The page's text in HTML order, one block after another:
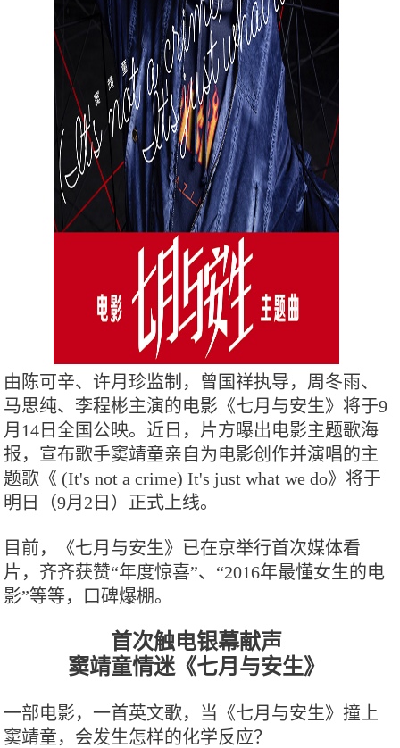
由陈可辛、许月珍监制，曾国祥执导，周冬雨、
马思纯、李程彬主演的电影《七月与安生》将于9
月14日全国公映。近日，片方曝出电影主题歌海
报，宣布歌手窦靖童亲自为电影创作并演唱的主
题歌《 (It's not a crime) It's just what we do》将于
明日（9月2日）正式上线。
目前，《七月与安生》已在京举行首次媒体看
片，齐齐获赞“年度惊喜”、“2016年最懂女生的电
影”等等，口碑爆棚。
首次触电银幕献声
窦靖童情迷《七月与安生》
一部电影，一首英文歌，当《七月与安生》撞上
窦靖童，会发生怎样的化学反应？